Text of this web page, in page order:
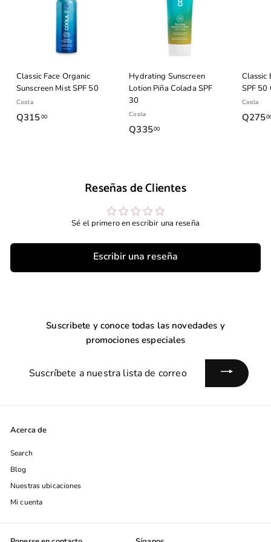
0
5
.
0
Classic Face Organic
Sunscreen Mist SPF 50
Coola
Q31500Q
Hydrating Sunscreen
Lotion Piña Colada SPF
30
Coola
Q33500
.
0
Classic
SPF 50
Coola
Q275
Reseñas de Clientes
Sé el primero en escribir una reseña
Escribir una reseña
Suscribete y conoce todas las novedades y
promociones especiales
Suscríbete
lista
correo
Acerca de
Search
Blog
Nuestras ubicaciones
Mi cuenta